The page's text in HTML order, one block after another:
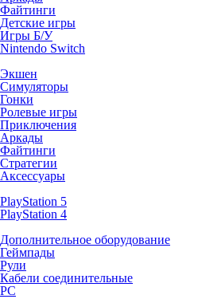
Файтинги
Детские игры
Игры Б/У
Nintendo Switch
Экшен
Симуляторы
Гонки
Ролевые игры
Приключения
Аркады
Файтинги
Стратегии
Аксессуары
PlayStation 5
PlayStation 4
Дополнительное оборудование
Геймпады
Рули
Кабели соединительные
PC